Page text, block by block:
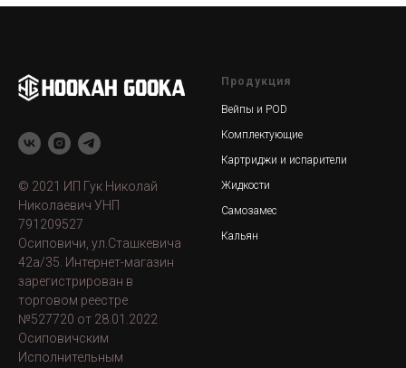
© 2021 ИП Гук Николай
Николаевич УНП
791209527
Осиповичи, ул.Сташкевича
42а/35. Интернет-магазин
зарегистрирован в
торговом реестре
№527720 от 28.01.2022
Осиповичским
Исполнительным
Продукция
Вейпы и POD
Комплектующие
Картриджи и испарители
Жидкости
Самозамес
Кальян